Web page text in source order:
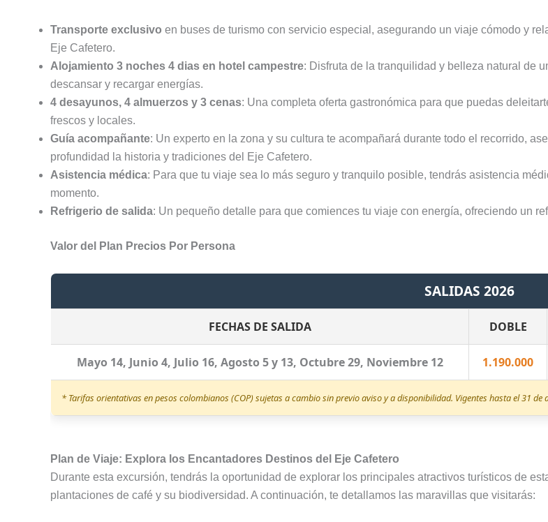
Transporte exclusivo en buses de turismo con servicio especial, asegurando un viaje cómodo y
Eje Cafetero.
Alojamiento 3 noches 4 dias en hotel campestre: Disfruta de la tranquilidad y belleza natural de
descansar y recargar energías.
4 desayunos, 4 almuerzos y 3 cenas: Una completa oferta gastronómica para que puedas
frescos y locales.
Guía acompañante: Un experto en la zona y su cultura te acompañará durante todo el recorrido,
profundidad la historia y tradiciones del Eje Cafetero.
Asistencia médica: Para que tu viaje sea lo más seguro y tranquilo posible, tendrás asistencia
momento.
Refrigerio de salida: Un pequeño detalle para que comiences tu viaje con energía, ofreciendo un
Valor del Plan Precios Por Persona
SALIDAS 2026
FECHAS DE SALIDA DOBLE
Mayo 14, Junio 4, Julio 16, Agosto 5 y 13, Octubre 29, Noviembre 12 1.190.000
* Tarifas orientativas en pesos colombianos (COP) sujetas a cambio sin previo aviso y a disponibilidad. Vigentes hasta el 31 de
Plan de Viaje: Explora los Encantadores Destinos del Eje Cafetero
Durante esta excursión, tendrás la oportunidad de explorar los principales atractivos turísticos de
plantaciones de café y su biodiversidad. A continuación, te detallamos las maravillas que visitarás: